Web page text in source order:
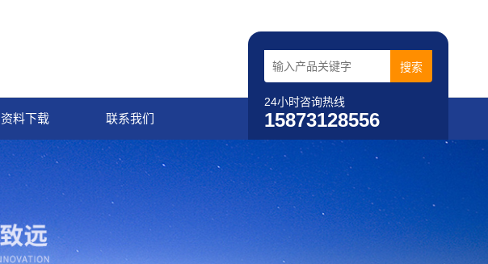
24小时咨询热线
15873128556
资料下载 联系我们